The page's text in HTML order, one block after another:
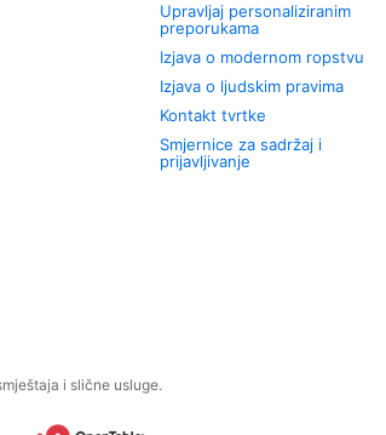
Upravljaj personaliziranim
preporukama
Izjava o modernom ropstvu
Izjava o ljudskim pravima
Kontakt tvrtke
Smjernice za sadržaj i
prijavljivanje
i slične usluge.